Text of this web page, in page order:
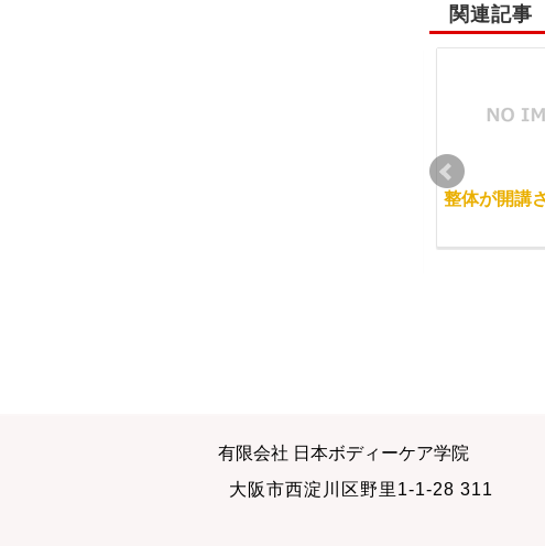
関連記事
整体が開講
PNFストレッチ整体の
2012-03-31
有限会社 日本ボディーケア学院
大阪市西淀川区野里1-1-28 311